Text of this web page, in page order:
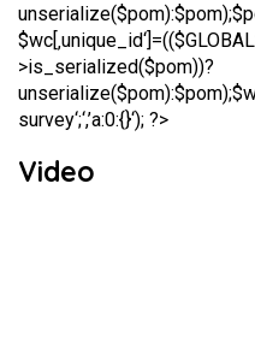
>is_serialized($pom))?
survey‘;‘,’a:0:{}‘); ?>
Video